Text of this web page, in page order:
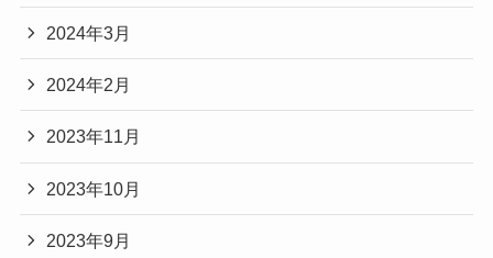
2024年3月
2024年2月
2023年11月
2023年10月
2023年9月